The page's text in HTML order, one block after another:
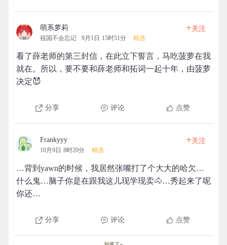
萌系萝莉
祖国不会忘记 9月1日 15时51分 精选
+关注
看了薛老师的第三封信，在此立下誓言，马吃菠萝在我
就在。所以，要不要和薛老师和拓词一起十年，由菠萝
决定😈
分享 评论 点赞
Frankyyy
10月9日 8时20分 精选
+关注
…背到yawn的时候，我居然张嘴打了个大大的哈欠…
什么鬼…脑子你是在跟我这儿现学现卖🐴…秀起来了呢
你还…
分享 评论 点赞